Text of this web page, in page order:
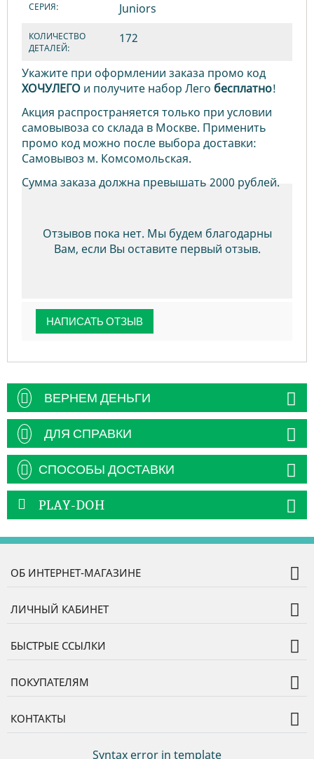
СЕРИЯ: Juniors
КОЛИЧЕСТВО
ДЕТАЛЕЙ:
172
Укажите при оформлении заказа промо код
ХОЧУЛЕГО и получите набор Лего бесплатно!
Акция распространяется только при условии
самовывоза со склада в Москве. Применить
промо код можно после выбора доставки:
Самовывоз м. Комсомольская.
Сумма заказа должна превышать 2000 рублей.
Отзывов пока нет. Мы будем благодарны
Вам, если Вы оставите первый отзыв.
НАПИСАТЬ ОТЗЫВ
ВЕРНЕМ ДЕНЬГИ
ДЛЯ СПРАВКИ
СПОСОБЫ ДОСТАВКИ
PLAY-DOH
ОБ ИНТЕРНЕТ-МАГАЗИНЕ
ЛИЧНЫЙ КАБИНЕТ
БЫСТРЫЕ ССЫЛКИ
ПОКУПАТЕЛЯМ
КОНТАКТЫ
Syntax error in template